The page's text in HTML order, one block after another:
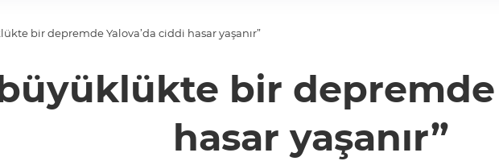
bir depremde Yalova’da ciddi hasar yaşanır”
bir depremde
hasar yaşanır”